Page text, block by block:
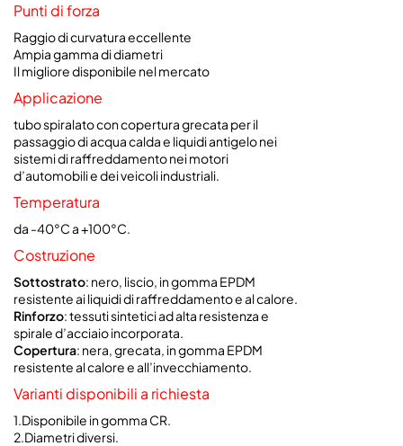
Punti di forza
Raggio di curvatura eccellente
Ampia gamma di diametri
Il migliore disponibile nel mercato
Applicazione
tubo spiralato con copertura grecata per il
passaggio di acqua calda e liquidi antigelo nei
sistemi di raffreddamento nei motori
d’automobili e dei veicoli industriali.
Temperatura
da -40°C a +100°C.
Costruzione
Sottostrato: nero, liscio, in gomma EPDM
resistente ai liquidi di raffreddamento e al calore.
Rinforzo: tessuti sintetici ad alta resistenza e
spirale d’acciaio incorporata.
Copertura: nera, grecata, in gomma EPDM
resistente al calore e all’invecchiamento.
Varianti disponibili a richiesta
1.Disponibile in gomma CR.
2.Diametri diversi.